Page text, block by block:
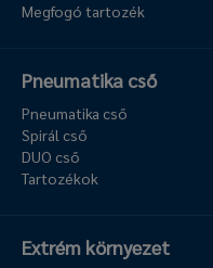
Megfogó tartozék
Pneumatika cső
Pneumatika cső
Spirál cső
DUO cső
Tartozékok
Extrém környezet